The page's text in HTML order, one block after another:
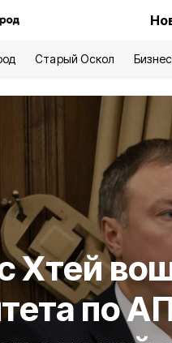
Старый Оскол Бизнес
Хтей
по